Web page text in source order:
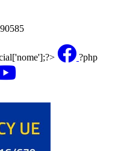
?php